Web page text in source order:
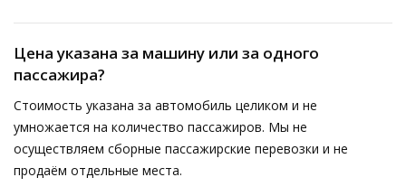
Цена указана за машину или за одного
пассажира?
Стоимость указана за автомобиль целиком и не
умножается на количество пассажиров. Мы не
осуществляем сборные пассажирские перевозки и не
продаём отдельные места.